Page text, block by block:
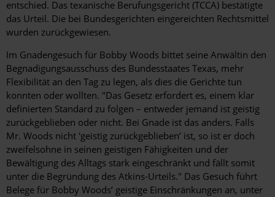
entschied. Das texanische Berufungsgericht (TCCA) bestätigte
das Urteil. Die bei Bundesgerichten eingereichten Rechtsmittel
wurden zurückgewiesen.
Im Gnadengesuch für Bobby Woods bittet seine Anwältin den
Begnadigungsausschuss des Bundesstaates Texas, mehr
Flexibilität an den Tag zu legen, als dies die Gerichte tun
konnten oder wollten. "Das Gesetz erfordert es, einem klar
definierten Standard zu folgen – entweder jemand ist geistig
zurückgeblieben oder nicht. Bei Gnade ist das anders. Falls
Mr. Woods nicht 'geistig zurückgeblieben’ ist, so ist er doch
zweifelsohne in seinen geistigen Fähigkeiten und der
Bewältigung des Alltags stark eingeschränkt und fällt somit
unter die Begründung des Atkins-Urteils." Das Gesuch führt
Belege für Bobby Woods’ geistige Einschränkungen an, unter